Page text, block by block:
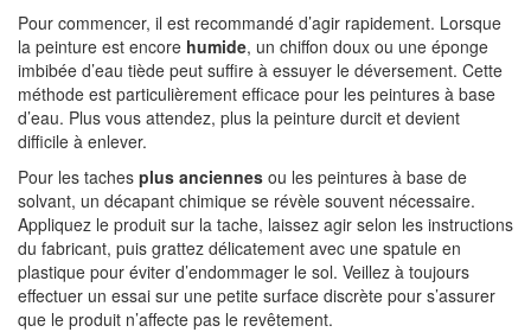
Pour commencer, il est recommandé d’agir rapidement. Lorsque
la peinture est encore humide, un chiffon doux ou une éponge
imbibée d’eau tiède peut suffire à essuyer le déversement. Cette
méthode est particulièrement efficace pour les peintures à base
d’eau. Plus vous attendez, plus la peinture durcit et devient
difficile à enlever.
Pour les taches plus anciennes ou les peintures à base de
solvant, un décapant chimique se révèle souvent nécessaire.
Appliquez le produit sur la tache, laissez agir selon les instructions
du fabricant, puis grattez délicatement avec une spatule en
plastique pour éviter d’endommager le sol. Veillez à toujours
effectuer un essai sur une petite surface discrète pour s’assurer
que le produit n’affecte pas le revêtement.